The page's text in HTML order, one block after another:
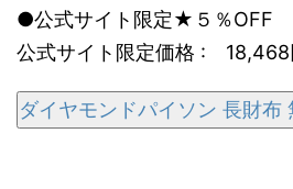
●公式サイト限定★５％OFF
公式サイト限定価格 : 18,468
ダイヤモンドパイソン 長財布